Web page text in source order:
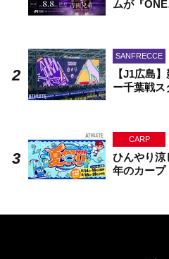
ムが『
SANFRECCE
【J1広島
ー千葉戦
CARP
ひんやり涼
年のカー